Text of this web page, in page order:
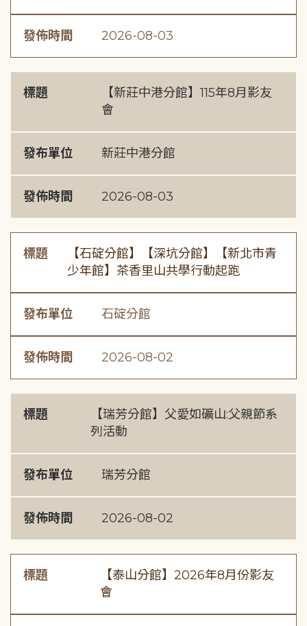
發佈時間 2026-08-03
標題
【新莊中港分館】115年8月影友
會
發布單位 新莊中港分館
發佈時間 2026-08-03
標題
【石碇分館】【深坑分館】【新北市青
少年館】茶香里山共學行動起跑
發布單位 石碇分館
發佈時間 2026-08-02
標題
【瑞芳分館】父愛如礦山:父親節系
列活動
發布單位 瑞芳分館
發佈時間 2026-08-02
標題
【泰山分館】2026年8月份影友
會